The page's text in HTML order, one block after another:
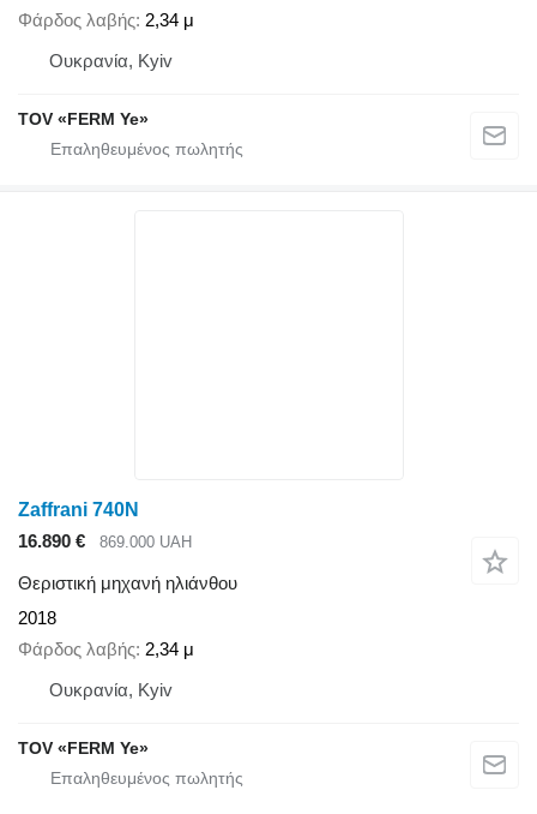
Φάρδος λαβής 2,34 μ
Ουκρανία, Kyiv
TOV «FERM Ye»
Zaffrani 740N
16.890 €
869.000 UAH
Θεριστική μηχανή ηλιάνθου
2018
Φάρδος λαβής 2,34 μ
Ουκρανία, Kyiv
TOV «FERM Ye»